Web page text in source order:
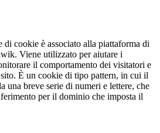
di cookie è associato alla piattaforma di
Viene utilizzato per aiutare i
il comportamento dei visitatori e
È un cookie di tipo pattern, in cui il
una breve serie di numeri e lettere, che
per il dominio che imposta il